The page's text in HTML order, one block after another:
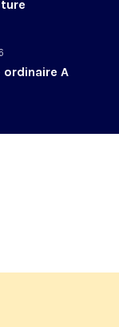
ordinaire A